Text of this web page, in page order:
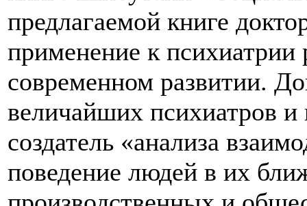
предлагаемой книге
применение к психиатрии
современном развитии.
величайших психиатров
создатель «анализа
поведение людей в их